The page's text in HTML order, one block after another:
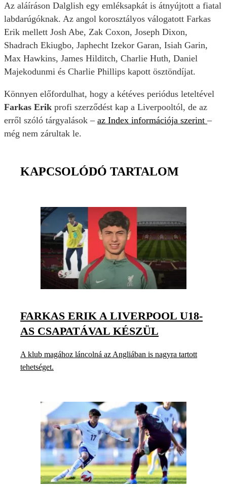
Az aláíráson Dalglish egy emléksapkát is átnyújtott a fiatal
labdarúgóknak. Az angol korosztályos válogatott Farkas
Erik mellett Josh Abe, Zak Coxon, Joseph Dixon,
Shadrach Ekiugbo, Japhecht Izekor Garan, Isiah Garin,
Max Hawkins, James Hilditch, Charlie Huth, Daniel
Majekodunmi és Charlie Phillips kapott ösztöndíjat.
Könnyen előfordulhat, hogy a kétéves periódus leteltével
Farkas Erik profi szerződést kap a Liverpooltól, de az
erről szóló tárgyalások – az Index információja szerint –
még nem zárultak le.
KAPCSOLÓDÓ TARTALOM
FARKAS ERIK A LIVERPOOL U18-
AS CSAPATÁVAL KÉSZÜL
A klub magához láncolná az Angliában is nagyra tartott
tehetséget.